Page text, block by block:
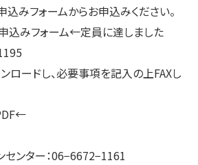
みフォームからお申込みください。
みフォーム←定員に達しました
ロードし、必要事項を記入の上FAXし
センター：06−6672−1161